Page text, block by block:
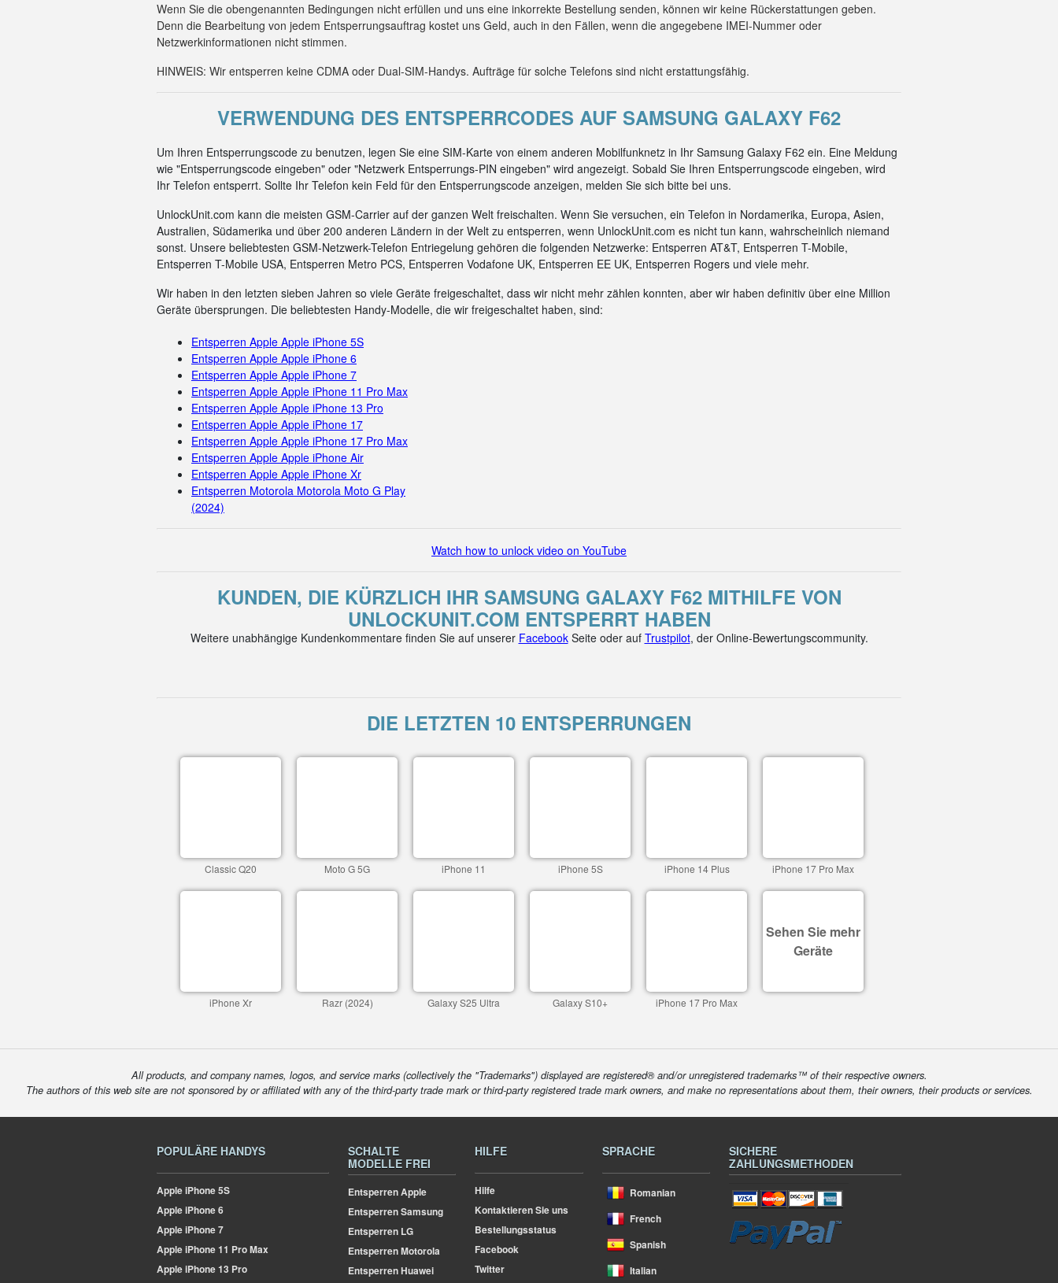
Wenn Sie die obengenannten Bedingungen nicht erfüllen und uns eine inkorrekte Bestellung senden, können wir keine Rückerstattungen geben.
Denn die Bearbeitung von jedem Entsperrungsauftrag kostet uns Geld, auch in den Fällen, wenn die angegebene IMEI-Nummer oder
Netzwerkinformationen nicht stimmen.
HINWEIS: Wir entsperren keine CDMA oder Dual-SIM-Handys. Aufträge für solche Telefons sind nicht erstattungsfähig.
VERWENDUNG DES ENTSPERRCODES AUF SAMSUNG GALAXY F62
Um Ihren Entsperrungscode zu benutzen, legen Sie eine SIM-Karte von einem anderen Mobilfunknetz in Ihr Samsung Galaxy F62 ein. Eine Meldung
wie "Entsperrungscode eingeben" oder "Netzwerk Entsperrungs-PIN eingeben" wird angezeigt. Sobald Sie Ihren Entsperrungscode eingeben, wird
Ihr Telefon entsperrt. Sollte Ihr Telefon kein Feld für den Entsperrungscode anzeigen, melden Sie sich bitte bei uns.
UnlockUnit.com kann die meisten GSM-Carrier auf der ganzen Welt freischalten. Wenn Sie versuchen, ein Telefon in Nordamerika, Europa, Asien,
Australien, Südamerika und über 200 anderen Ländern in der Welt zu entsperren, wenn UnlockUnit.com es nicht tun kann, wahrscheinlich niemand
sonst. Unsere beliebtesten GSM-Netzwerk-Telefon Entriegelung gehören die folgenden Netzwerke: Entsperren AT&T, Entsperren T-Mobile,
Entsperren T-Mobile USA, Entsperren Metro PCS, Entsperren Vodafone UK, Entsperren EE UK, Entsperren Rogers und viele mehr.
Wir haben in den letzten sieben Jahren so viele Geräte freigeschaltet, dass wir nicht mehr zählen konnten, aber wir haben definitiv über eine Million
Geräte übersprungen. Die beliebtesten Handy-Modelle, die wir freigeschaltet haben, sind:
Entsperren Apple Apple iPhone 5S
Entsperren Apple Apple iPhone 6
Entsperren Apple Apple iPhone 7
Entsperren Apple Apple iPhone 11 Pro Max
Entsperren Apple Apple iPhone 13 Pro
Entsperren Apple Apple iPhone 17
Entsperren Apple Apple iPhone 17 Pro Max
Entsperren Apple Apple iPhone Air
Entsperren Apple Apple iPhone Xr
Entsperren Motorola Motorola Moto G Play
(2024)
Watch how to unlock video on YouTube
KUNDEN, DIE KÜRZLICH IHR SAMSUNG GALAXY F62 MITHILFE VON
UNLOCKUNIT.COM ENTSPERRT HABEN
Weitere unabhängige Kundenkommentare finden Sie auf unserer FacebookSeite oder auf Trustpilot, der Online-Bewertungscommunity.
DIE LETZTEN 10 ENTSPERRUNGEN
Classic Q20 Moto G 5G iPhone 11 iPhone 5S iPhone 14 Plus iPhone 17 Pro Max
iPhone Xr Razr (2024) Galaxy S25 Ultra Galaxy S10+ iPhone 17 Pro Max
Sehen Sie mehr
Geräte
All products, and company names, logos, and service marks (collectively the "Trademarks") displayed are registered® and/or unregistered trademarks™ of their respective owners.
The authors of this web site are not sponsored by or affiliated with any of the third-party trade mark or third-party registered trade mark owners, and make no representations about them, their owners, their products or services.
POPULÄRE HANDYS
AppleiPhone 5S
AppleiPhone 6
AppleiPhone 7
AppleiPhone 11 Pro Max
AppleiPhone 13 Pro
SCHALTE
MODELLE FREI
Entsperren Apple
Entsperren Samsung
Entsperren LG
Entsperren Motorola
Entsperren Huawei
HILFE
Hilfe
Kontaktieren Sie uns
Bestellungsstatus
Facebook
Twitter
SPRACHE
Romanian
French
Spanish
Italian
SICHERE
ZAHLUNGSMETHODEN